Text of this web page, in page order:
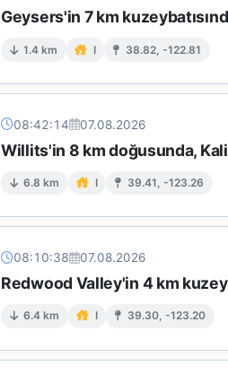
Geysers'in 7 km
1.4 km I 38.82, -122.81
08:42:14 07.08.2026
Willits'in 8 km doğusunda,
6.8 km I 39.41, -123.26
08:10:38 07.08.2026
Redwood Valley'in 4 km
6.4 km I 39.30, -123.20